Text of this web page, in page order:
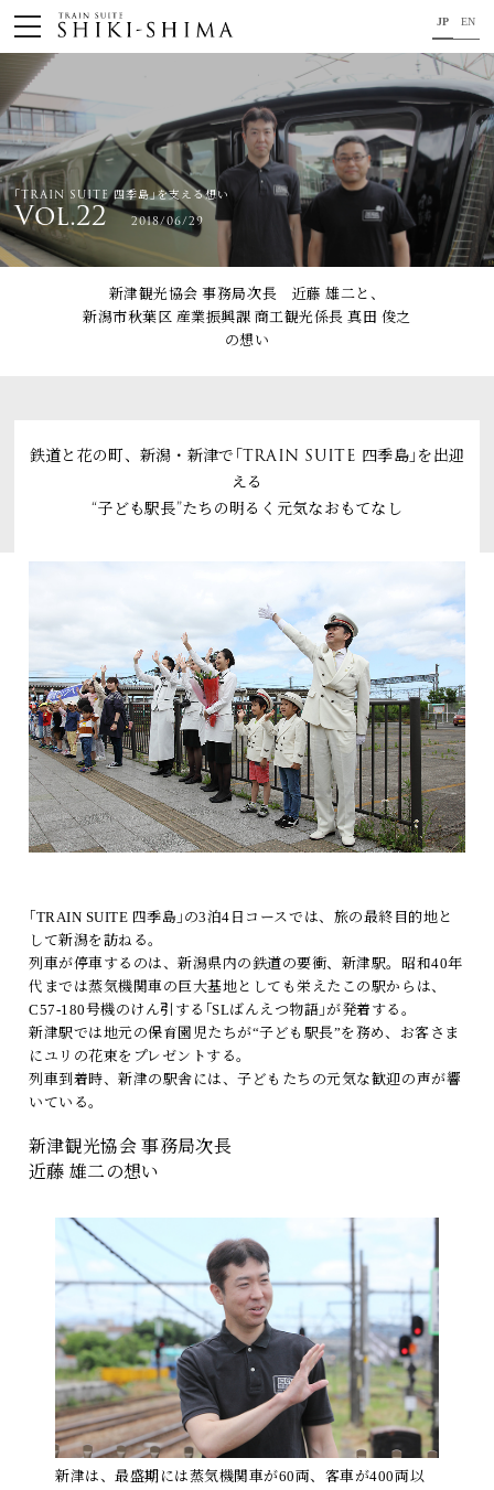
JP EN
HOME
車内のご紹介
旅の行程のご紹介
パンフレット・旅のお申し込み
オリジナル商品のご案内
連載コラム
トピックス
「TRAIN SUITE 四季島」に安心してご乗車いただくために
公式ソーシャルメディア｜ Instagram
閉じる
｢TRAIN SUITE 四季島｣を支える想い
Vol.22 2018/06/29
新津観光協会 事務局次長 近藤 雄二と、
新潟市秋葉区 産業振興課 商工観光係長 真田 俊之
の想い
鉄道と花の町、新潟・新津で｢TRAIN SUITE 四季島｣を出迎
える
“子ども駅長”たちの明るく元気なおもてなし
｢TRAIN SUITE 四季島｣の3泊4日コースでは、旅の最終目的地と
して新潟を訪ねる。
列車が停車するのは、新潟県内の鉄道の要衝、新津駅。昭和40年
代までは蒸気機関車の巨大基地としても栄えたこの駅からは、
C57-180号機のけん引する｢SLばんえつ物語｣が発着する。
新津駅では地元の保育園児たちが“子ども駅長”を務め、お客さま
にユリの花束をプレゼントする。
列車到着時、新津の駅舎には、子どもたちの元気な歓迎の声が響
いている。
新津観光協会 事務局次長
近藤 雄二の想い
新津は、最盛期には蒸気機関車が60両、客車が400両以